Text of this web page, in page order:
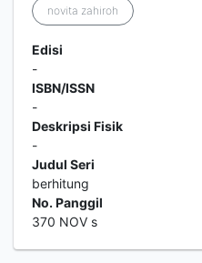
novita zahiroh
Edisi
-
ISBN/ISSN
-
Deskripsi Fisik
-
Judul Seri
berhitung
No. Panggil
370 NOV s